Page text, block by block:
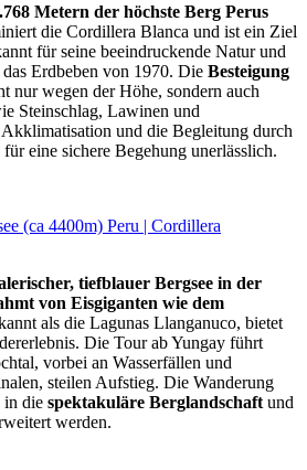
Metern der höchste Berg Perus
die Cordillera Blanca und ist ein Ziel
für seine beeindruckende Natur und
Erdbeben von 1970. Die Besteigung
nur wegen der Höhe, sondern auch
Steinschlag, Lawinen und
Akklimatisation und die Begleitung durch
eine sichere Begehung unerlässlich.
tiefblauer Bergsee in der
von Eisgiganten wie dem
als die Lagunas Llanganuco, bietet
Die Tour ab Yungay führt
vorbei an Wasserfällen und
steilen Aufstieg. Die Wanderung
in die spektakuläre Berglandschaft und
werden.